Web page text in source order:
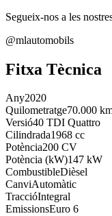
Segueix-nos a les
@mlautomobils
Fitxa Tècnica
Any2020
Quilometratge70.000
Versió40 TDI Quattro
Cilindrada1968 cc
Potència200 CV
Potència (kW)147 kW
CombustibleDièsel
CanviAutomàtic
TraccióIntegral
EmissionsEuro 6